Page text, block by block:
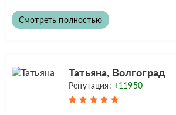
Смотреть полностью
Татьяна, Волгоград
Репутация: +11950